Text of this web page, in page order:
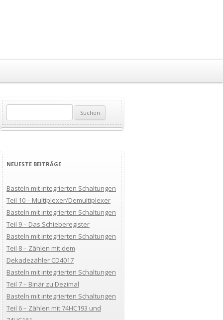
nach:
NEUESTE BEITRÄGE
Basteln mit integrierten Schaltungen
Teil 10 – Multiplexer/Demultiplexer
Basteln mit integrierten Schaltungen
Teil 9 – Das Schieberegister
Basteln mit integrierten Schaltungen
Teil 8 – Zählen mit dem
Dekadezähler CD4017
Basteln mit integrierten Schaltungen
Teil 7 – Binär zu Dezimal
Basteln mit integrierten Schaltungen
Teil 6 – Zählen mit 74HC193 und